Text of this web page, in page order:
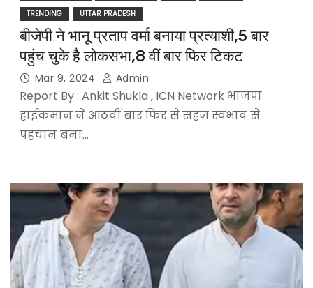
TRENDING
UTTAR PRADESH
बीजेपी ने भानू प्रताप वर्मा बनाया प्रत्याशी,5 बार
पहुंच चुके है लोकसभा,8 वीं बार फिर टिकट
Mar 9, 2024 Admin
Report By : Ankit Shukla , ICN Network भाजपा
हाईकमान ने आठवीं बार फिर से सहज स्वभाव से
पहचान बना…